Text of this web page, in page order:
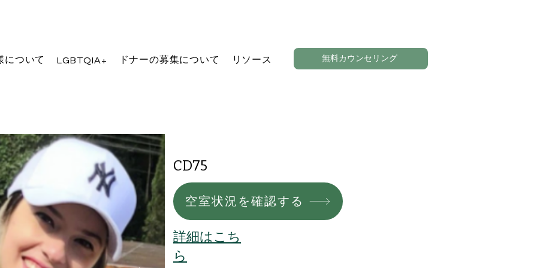
について LGBTQIA+ ドナーの募集について リソース 無料カウンセリング
CD75
空室状況を確認する
詳細はこち
ら